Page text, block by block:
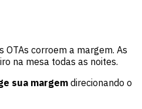
corroem a margem. As
na mesa todas as noites.
sua margem direcionando o